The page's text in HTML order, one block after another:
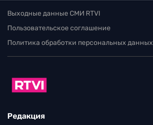
Выходные данные СМИ RTVI
Пользовательское соглашение
Политика обработки персональных данных
Редакция